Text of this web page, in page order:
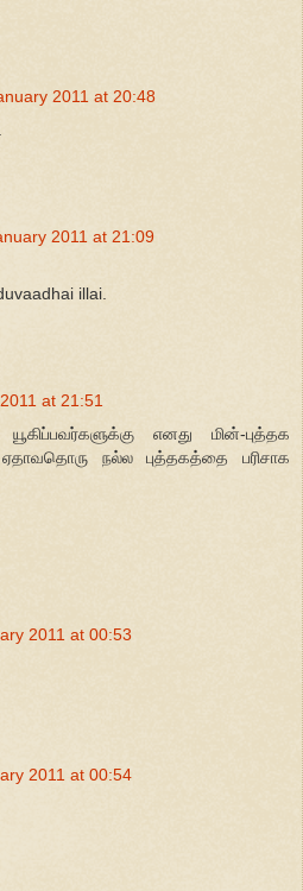
2011 at 20:48
2011 at 21:09
illai.
at 21:51
எனது மின்-புத்தக
நல்ல புத்தகத்தை பரிசாக
2011 at 00:53
2011 at 00:54